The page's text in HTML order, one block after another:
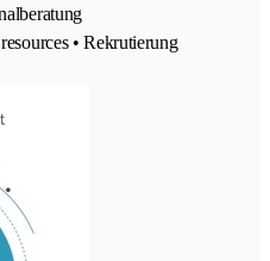
• Rekrutierung